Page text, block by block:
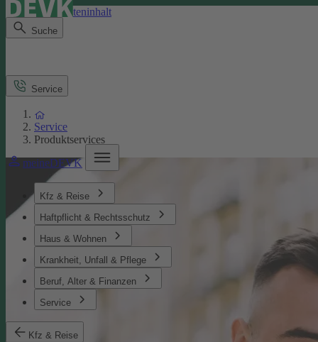
Direkt zum Seiteninhalt
Suche
meineDEVK
Kfz & Reise
Haftpflicht & Rechtsschutz
Haus & Wohnen
Krankheit, Unfall & Pflege
Beruf, Alter & Finanzen
Service
Kfz & Reise
Service
Service
Produktservices